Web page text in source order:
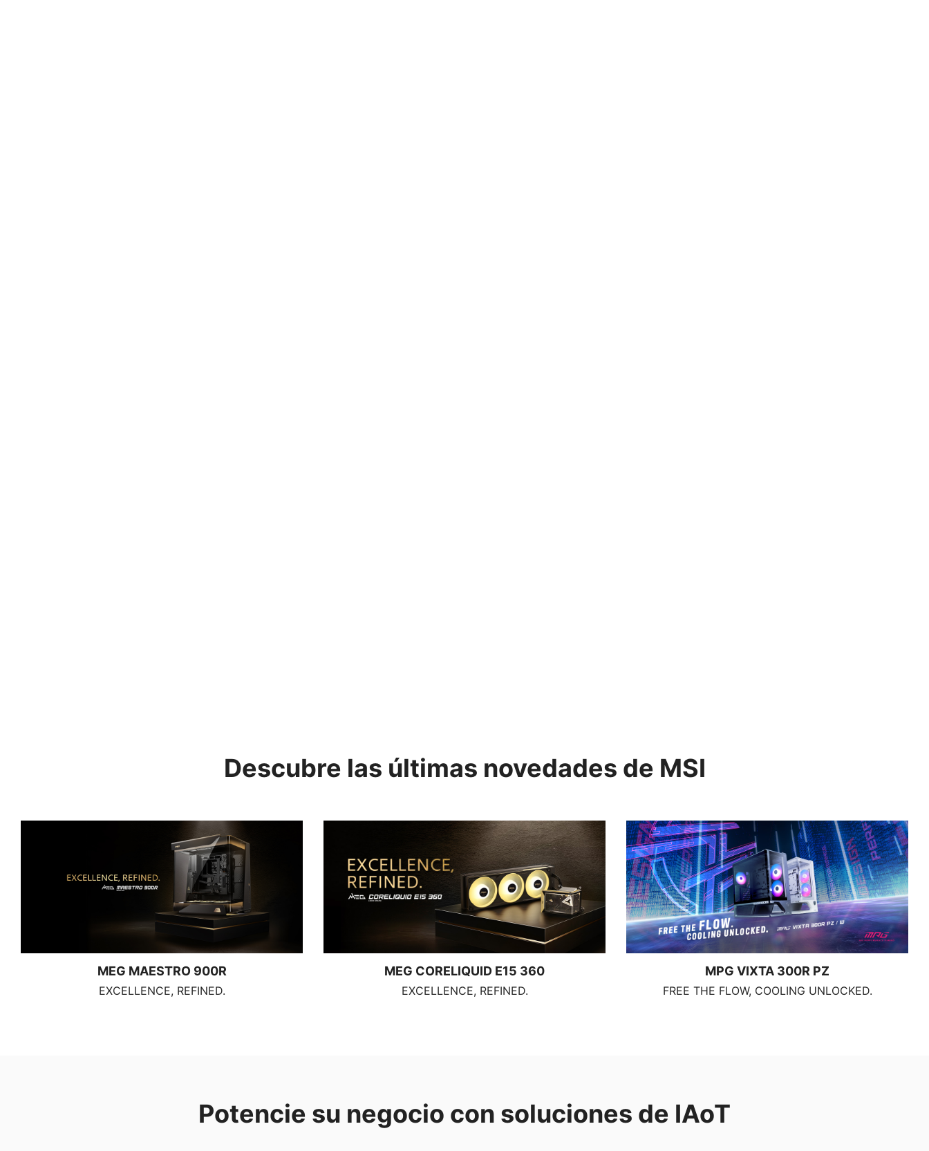
Descubre las últimas novedades de MSI
MEG MAESTRO 900R
EXCELLENCE, REFINED.
MEG CORELIQUID E15 360
EXCELLENCE, REFINED.
MPG VIXTA 300R PZ
FREE THE FLOW, COOLING UNLOCKED.
Potencie su negocio con soluciones de IAoT